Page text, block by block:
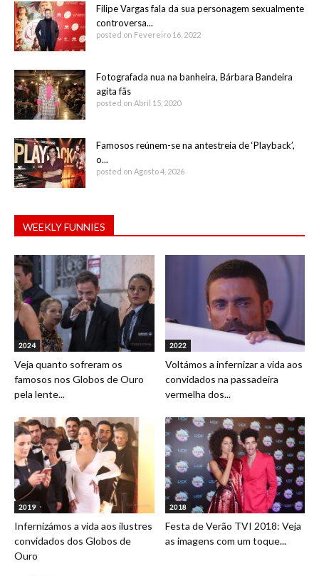
Filipe Vargas fala da sua personagem sexualmente
controversa...
posted on Fevereiro 16, 2022
Fotografada nua na banheira, Bárbara Bandeira
agita fãs
posted on Abril 15, 2020
Famosos reúnem-se na antestreia de ‘Playback’,
o...
posted on Agosto 4, 2026
WEEKLY FUNNIES
2024
Veja quanto sofreram os
famosos nos Globos de Ouro
pela lente...
2022
Voltámos a infernizar a vida aos
convidados na passadeira
vermelha dos...
2019
Infernizámos a vida aos ilustres
convidados dos Globos de
Ouro
2018
Festa de Verão TVI 2018: Veja
as imagens com um toque...